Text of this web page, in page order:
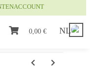
0,00 € NL